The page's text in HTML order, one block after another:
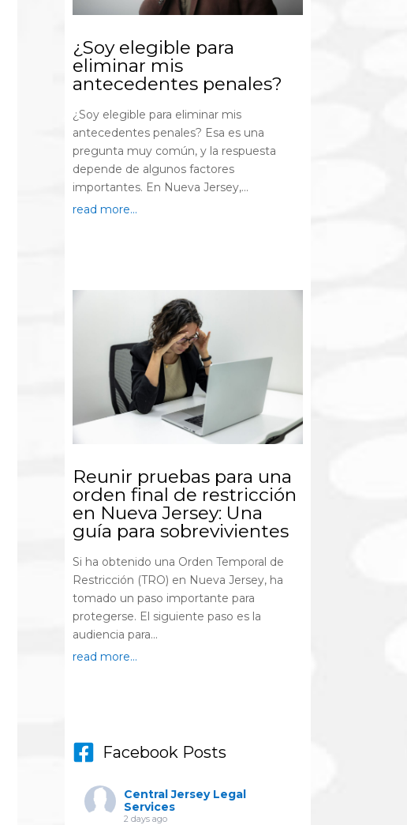
¿Soy elegible para
eliminar mis
antecedentes penales?
¿Soy elegible para eliminar mis
antecedentes penales? Esa es una
pregunta muy común, y la respuesta
depende de algunos factores
importantes. En Nueva Jersey,...
read more...
Reunir pruebas para una
orden final de restricción
en Nueva Jersey: Una
guía para sobrevivientes
Si ha obtenido una Orden Temporal de
Restricción (TRO) en Nueva Jersey, ha
tomado un paso importante para
protegerse. El siguiente paso es la
audiencia para...
read more...
Facebook Posts
Central Jersey Legal
Services
2 days ago